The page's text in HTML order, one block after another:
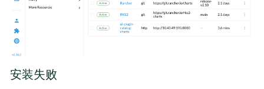
安装失败